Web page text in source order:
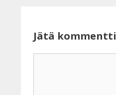
Jätä kommentti